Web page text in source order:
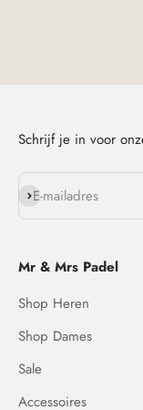
Schrijf je in voor
E-mailadres
Abonneren
Mr & Mrs Padel
Shop Heren
Shop Dames
Sale
Accessoires